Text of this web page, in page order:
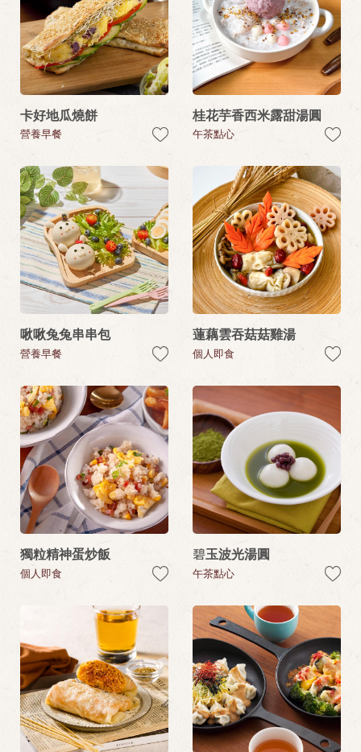
卡好地瓜燒餅
營養早餐
桂花芋香西米露甜湯圓
午茶點心
啾啾兔兔串串包
營養早餐
蓮藕雲吞菇菇雞湯
個人即食
獨粒精神蛋炒飯
個人即食
碧玉波光湯圓
午茶點心